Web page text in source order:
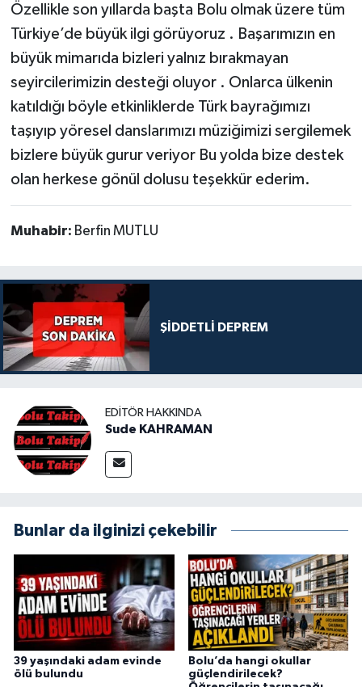
Özellikle son yıllarda başta Bolu olmak üzere tüm
Türkiye’de büyük ilgi görüyoruz . Başarımızın en
büyük mimarıda bizleri yalnız bırakmayan
seyircilerimizin desteği oluyor . Onlarca ülkenin
katıldığı böyle etkinliklerde Türk bayrağımızı
taşıyıp yöresel danslarımızı müziğimizi sergilemek
bizlere büyük gurur veriyor Bu yolda bize destek
olan herkese gönül dolusu teşekkür ederim.
Muhabir: Berfin MUTLU
ŞİDDETLİ DEPREM
EDITÖR HAKKINDA
Sude KAHRAMAN
Bunlar da ilginizi çekebilir
39 yaşındaki adam evinde
ölü bulundu
Bolu’da hangi okullar
güçlendirilecek?